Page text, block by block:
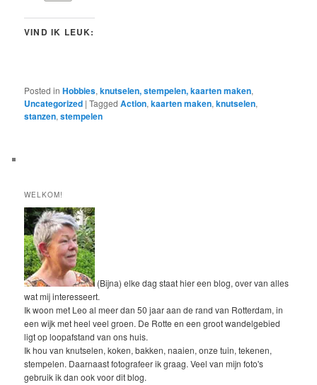
VIND IK LEUK:
Posted in Hobbies,knutselen, stempelen, kaarten maken,
Uncategorized |Tagged Action,kaarten maken,knutselen,
stanzen,stempelen
WELKOM!
(Bijna) elke dag staat hier een blog, over van alles
wat mij interesseert.
Ik woon met Leo al meer dan 50 jaar aan de rand van Rotterdam, in
een wijk met heel veel groen. De Rotte en een groot wandelgebied
ligt op loopafstand van ons huis.
Ik hou van knutselen, koken, bakken, naaien, onze tuin, tekenen,
stempelen. Daarnaast fotografeer ik graag. Veel van mijn foto's
gebruik ik dan ook voor dit blog.